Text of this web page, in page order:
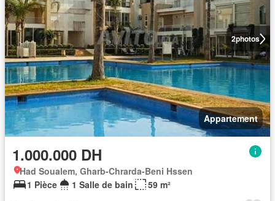
2photos
Appartement
1.000.000 DH
Had Soualem, Gharb-Chrarda-Beni Hssen
1 Pièce
1 Salle de bain 59 m²